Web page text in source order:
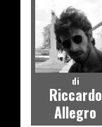
di
Riccardo
Allegro